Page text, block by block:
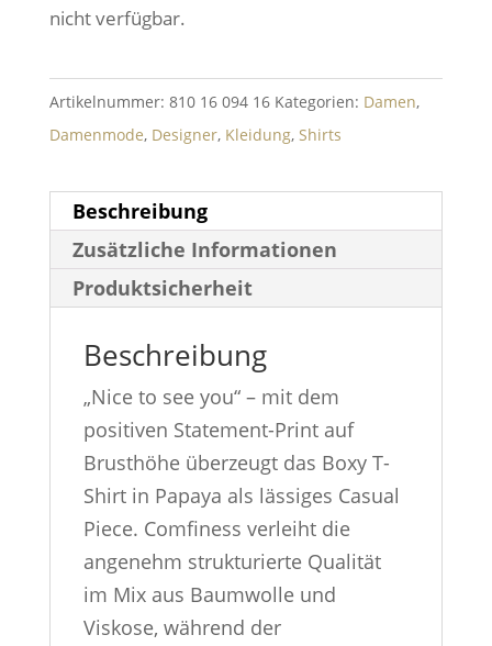
nicht verfügbar.
Artikelnummer: 810 16 094 16 Kategorien: Damen,
Damenmode, Designer, Kleidung, Shirts
Beschreibung
Zusätzliche Informationen
Produktsicherheit
Beschreibung
„Nice to see you“ – mit dem
positiven Statement-Print auf
Brusthöhe überzeugt das Boxy T-
Shirt in Papaya als lässiges Casual
Piece. Comfiness verleiht die
angenehm strukturierte Qualität
im Mix aus Baumwolle und
Viskose, während der